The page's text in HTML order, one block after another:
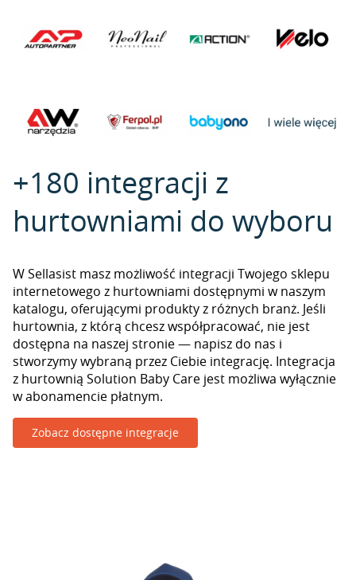
+180 integracji z
hurtowniami do wyboru
W Sellasist masz możliwość integracji Twojego sklepu
internetowego z hurtowniami dostępnymi w naszym
katalogu, oferującymi produkty z różnych branż. Jeśli
hurtownia, z którą chcesz współpracować, nie jest
dostępna na naszej stronie — napisz do nas i
stworzymy wybraną przez Ciebie integrację. Integracja
z hurtownią Solution Baby Care jest możliwa wyłącznie
w abonamencie płatnym.
Zobacz dostępne integracje